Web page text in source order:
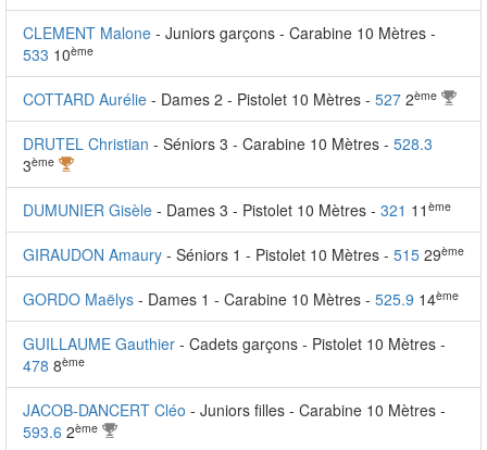
CLEMENT Malone - Juniors garçons - Carabine 10 Mètres -
533 10ème
COTTARD Aurélie - Dames 2 - Pistolet 10 Mètres - 527 2ème
DRUTEL Christian - Séniors 3 - Carabine 10 Mètres - 528.3
3ème
DUMUNIER Gisèle - Dames 3 - Pistolet 10 Mètres - 321 11 ème
GIRAUDON Amaury - Séniors 1 - Pistolet 10 Mètres - 515 29ème
GORDO Maëlys - Dames 1 - Carabine 10 Mètres - 525.9 14ème
GUILLAUME Gauthier - Cadets garçons - Pistolet 10 Mètres -
478 8ème
JACOB-DANCERT Cléo - Juniors filles - Carabine 10 Mètres -
593.6 2ème